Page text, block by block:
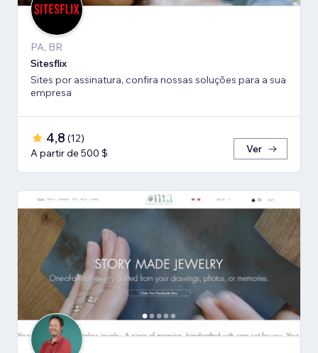
PA, BR
Sitesflix
Sites por assinatura, confira nossas soluções para a sua
empresa
4,8 (12)
A partir de 500 $
Ver